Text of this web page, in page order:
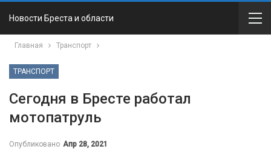
Новости Бреста и области
Главная Транспорт
ТРАНСПОРТ
Сегодня в Бресте работал
мотопатруль
Опубликовано Апр 28, 2021